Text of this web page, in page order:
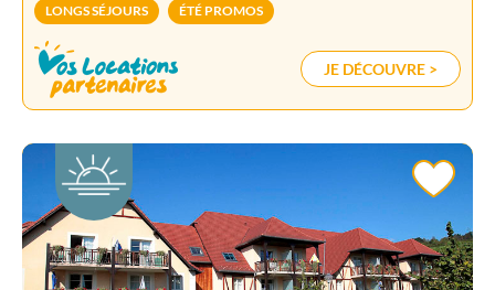
LONGS SÉJOURS ÉTÉ PROMOS
JE DÉCOUVRE >